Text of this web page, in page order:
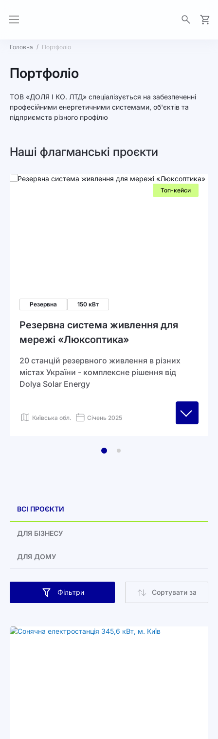
Головна Портфоліо
Портфоліо
ТОВ «ДОЛЯ І КО. ЛТД» спеціалізується на забезпеченні
професійними енергетичними системами, об'єктів та
підприємств різного профілю
Наші флагманські проєкти
Топ-кейси
Резервна 150 кВт
Резервна система живлення для
мережі «Люксоптика»
20 станцій резервного живлення в різних
містах України - комплексне рішення від
Dolya Solar Energy
Київська обл. Січень 2025
ВСІ ПРОЄКТИ
ДЛЯ БІЗНЕСУ
ДЛЯ ДОМУ
Фільтри Сортувати за